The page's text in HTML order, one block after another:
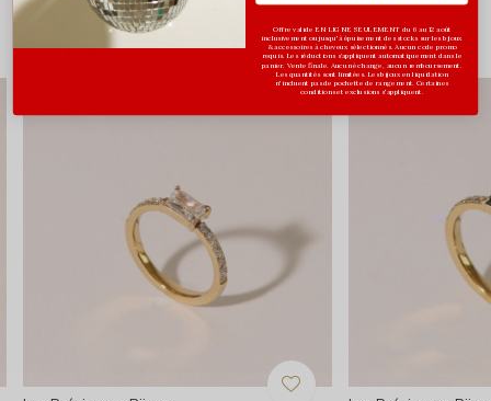
Vous pourriez aussi aimer...
Offre valide EN LIGNE SEULEMENT du 6 au 12 août
inclusivement ou jusqu'à épuisement des stocks sur les bijoux
& accessoires à cheveux sélectionnés. Aucun code promo
requis. Les réductions s’appliquent automatiquement dans le
panier. Vente finale. Aucun échange, aucun remboursement.
Les quantités sont limitées. Les bijoux en liquidation
n'incluent pas de pochette de rangement. Certaines
conditions et exclusions s'appliquent.